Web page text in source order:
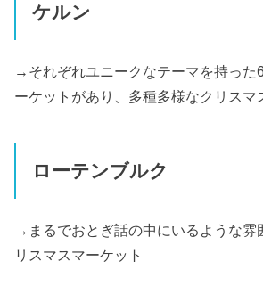
ケルン
→それぞれユニークなテーマを持った
ーケットがあり、多種多様なクリスマ
ローテンブルク
→まるでおとぎ話の中にいるような雰
リスマスマーケット